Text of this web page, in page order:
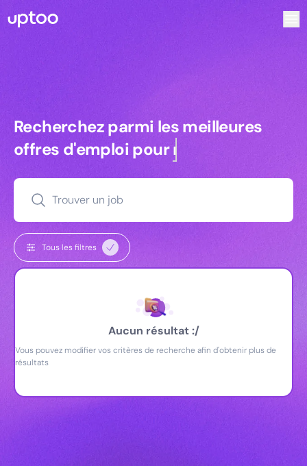
Recherchez parmi les meilleures
Recherchez parmi les meilleures
offres d'emploi pourmanagers
Trouver un job
Tous les filtres
Aucun résultat :/
Vous pouvez modifier vos critères de recherche afin d'obtenir plus de
résultats